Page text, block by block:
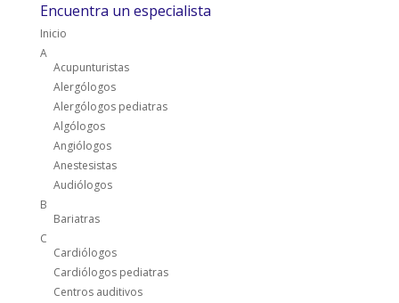
Encuentra un especialista
Inicio
A
Acupunturistas
Alergólogos
Alergólogos pediatras
Algólogos
Angiólogos
Anestesistas
Audiólogos
B
Bariatras
C
Cardiólogos
Cardiólogos pediatras
Centros auditivos